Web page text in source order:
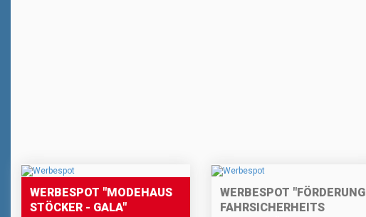
WERBESPOT "MODEHAUS
STÖCKER - GALA"
WERBESPOT "FÖRDERUNG
FAHRSICHERHEITS